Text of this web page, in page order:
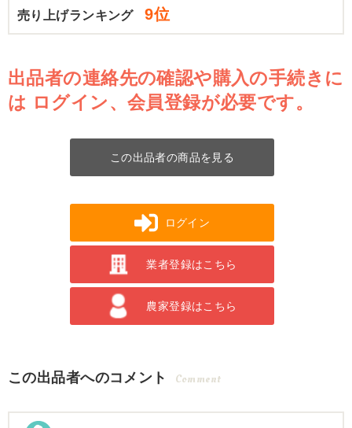
売り上げランキング 9位
出品者の連絡先の確認や購入の手続きに
は ログイン、会員登録が必要です。
この出品者の商品を見る
ログイン
業者登録はこちら
農家登録はこちら
この出品者へのコメント Comment